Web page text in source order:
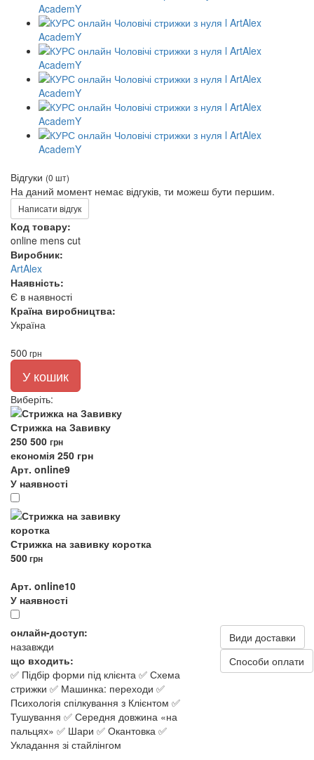
Відгуки (0 шт)
На даний момент немає відгуків, ти можеш бути першим.
Написати відгук
Код товару:
online mens cut
Виробник:
ArtAlex
Наявність:
Є в наявності
Країна виробництва:
Україна
500 грн
У кошик
Виберіть:
Стрижка на Завивку
250 500 грн
економія 250 грн
Арт. online9
У наявності
Стрижка на завивку коротка
500грн
Арт. online10
У наявності
онлайн-доступ:
назавжди
що входить:
✅ Підбір форми під клієнта ✅ Схема
стрижки ✅ Машинка: переходи ✅
Психологія спілкування з Клієнтом ✅
Тушування ✅ Середня довжина «на
пальцях» ✅ Шари ✅ Окантовка ✅
Укладання зі стайлінгом
Види доставки
Способи оплати